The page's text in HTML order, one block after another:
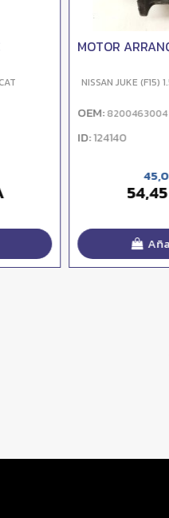
8200463004
(F15) 1.5 TURBODIESEL CAT
€ Con IVA
Añadir a la cesta